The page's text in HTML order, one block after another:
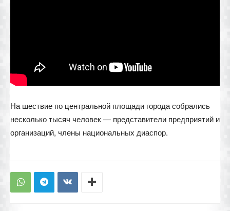
На шествие по центральной площади города собрались
несколько тысяч человек — представители предприятий и
организаций, члены национальных диаспор.